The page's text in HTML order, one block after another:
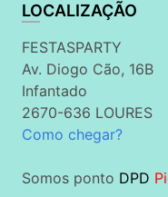
LOCALIZAÇÃO
FESTASPARTY
Av. Diogo Cão, 16B
Infantado
2670-636 LOURES
Como chegar?
Somos ponto DPD